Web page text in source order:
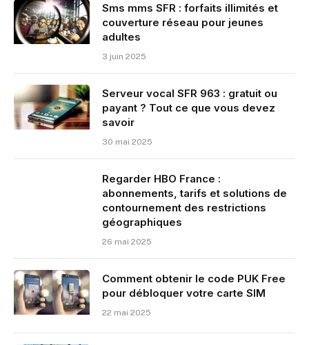
Sms mms SFR : forfaits illimités et
couverture réseau pour jeunes
adultes
3 juin 2025
Serveur vocal SFR 963 : gratuit ou
payant ? Tout ce que vous devez
savoir
30 mai 2025
Regarder HBO France :
abonnements, tarifs et solutions de
contournement des restrictions
géographiques
26 mai 2025
Comment obtenir le code PUK Free
pour débloquer votre carte SIM
22 mai 2025